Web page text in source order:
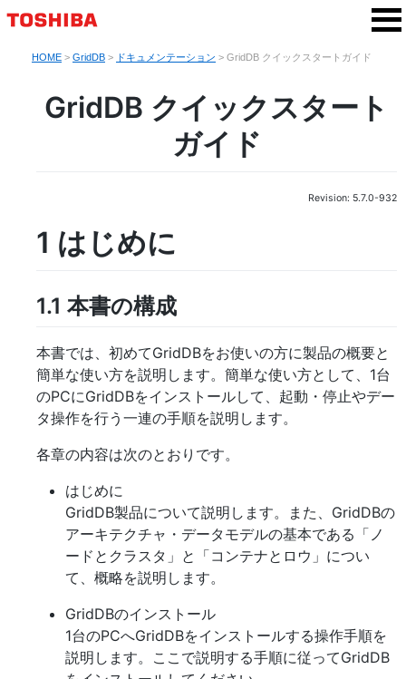
HOME > GridDB > ドキュメンテーション > GridDB クイックスタートガイド
GridDB クイックスタート
ガイド
Revision: 5.7.0-932
1 はじめに
1.1 本書の構成
本書では、初めてGridDBをお使いの方に製品の概要と
簡単な使い方を説明します。簡単な使い方として、1台
のPCにGridDBをインストールして、起動・停止やデー
タ操作を行う一連の手順を説明します。
各章の内容は次のとおりです。
はじめに
GridDB製品について説明します。また、GridDBの
アーキテクチャ・データモデルの基本である「ノ
ードとクラスタ」と「コンテナとロウ」につい
て、概略を説明します。
GridDBのインストール
1台のPCへGridDBをインストールする操作手順を
説明します。ここで説明する手順に従ってGridDB